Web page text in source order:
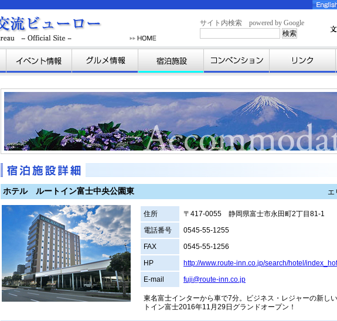
サイト内検索 powered by Google
ホテル ルートイン富士中央公園東 エ
住所
〒417-0055 静岡県富士市永田町2丁目81-1
電話番号
0545-55-1255
FAX
0545-55-1256
HP
http://www.route-inn.co.jp/search/hotel/
E-mail
fuji@route-inn.co.jp
東名富士インターから車で7分。ビジネス・レジャーの新し
トイン富士2016年11月29日グランドオープン！